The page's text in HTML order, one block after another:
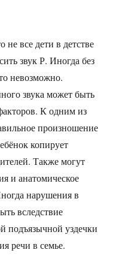
не все дети в детстве
звук Р. Иногда без
невозможно.
звука может быть
К одним из
произношение
копирует
Также могут
и анатомическое
нарушения в
вследствие
подъязычной уздечки
речи в семье.